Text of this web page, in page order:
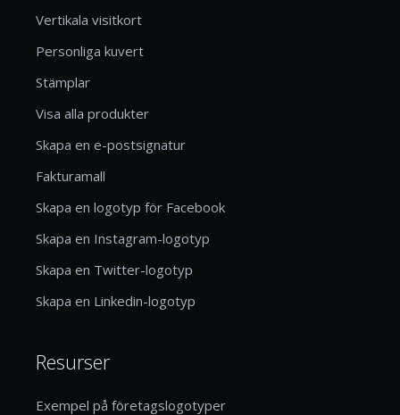
Vertikala visitkort
Personliga kuvert
Stämplar
Visa alla produkter
Skapa en e-postsignatur
Fakturamall
Skapa en logotyp för Facebook
Skapa en Instagram-logotyp
Skapa en Twitter-logotyp
Skapa en Linkedin-logotyp
Resurser
Exempel på företagslogotyper